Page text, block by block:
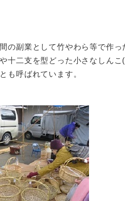
の副業として竹やわら等で作っ
十二支を型どった小さなしんこ
も呼ばれています。